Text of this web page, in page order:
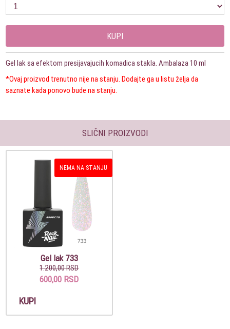
KUPI
Gel lak sa efektom presijavajucih komadica stakla. Ambalaza 10 ml
*Ovaj proizvod trenutno nije na stanju. Dodajte ga u listu želja da
saznate kada ponovo bude na stanju.
SLIČNI PROIZVODI
NEMA NA STANJU
Gel lak 733
1.200,00 RSD
600,00 RSD
KUPI